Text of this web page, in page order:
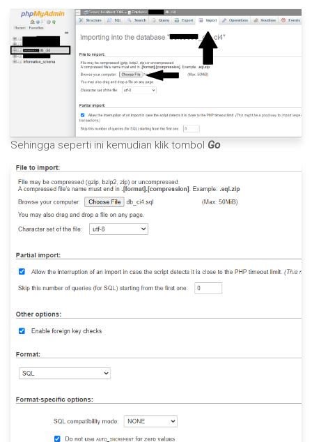
Sehingga seperti ini kemudian klik tombol Go